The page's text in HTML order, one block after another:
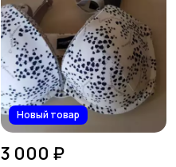
Новый товар
3 000 ₽